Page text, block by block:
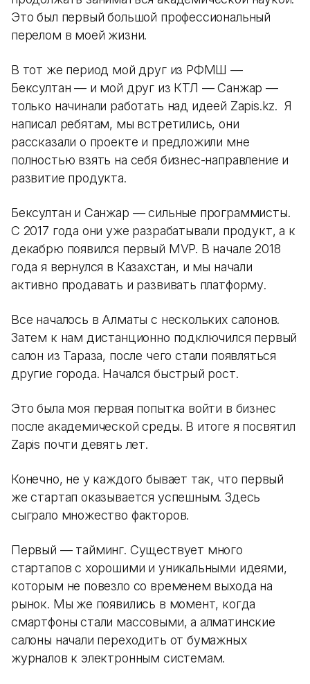
Это был первый большой профессиональный
перелом в моей жизни.
В тот же период мой друг из РФМШ —
Бексултан — и мой друг из КТЛ — Санжар —
только начинали работать над идеей Zapis.kz. Я
написал ребятам, мы встретились, они
рассказали о проекте и предложили мне
полностью взять на себя бизнес-направление и
развитие продукта.
Бексултан и Санжар — сильные программисты.
С 2017 года они уже разрабатывали продукт, а к
декабрю появился первый MVP. В начале 2018
года я вернулся в Казахстан, и мы начали
активно продавать и развивать платформу.
Все началось в Алматы с нескольких салонов.
Затем к нам дистанционно подключился первый
салон из Тараза, после чего стали появляться
другие города. Начался быстрый рост.
Это была моя первая попытка войти в бизнес
после академической среды. В итоге я посвятил
Zapis почти девять лет.
Конечно, не у каждого бывает так, что первый
же стартап оказывается успешным. Здесь
сыграло множество факторов.
Первый — тайминг. Существует много
стартапов с хорошими и уникальными идеями,
которым не повезло со временем выхода на
рынок. Мы же появились в момент, когда
смартфоны стали массовыми, а алматинские
салоны начали переходить от бумажных
журналов к электронным системам.